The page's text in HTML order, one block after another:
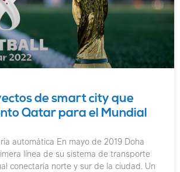
de smart city que
Qatar para el Mundial
automática En mayo de 2019 Doha
línea de su sistema de transporte
conectaría norte y sur de la ciudad. Un